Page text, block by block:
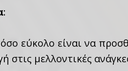
:
εύκολο είναι να
στις μελλοντικές